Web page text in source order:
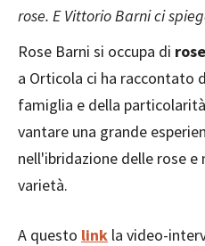
rose. E Vittorio Barni ci
Rose Barni si occupa di
a Orticola ci ha raccontato
famiglia e della
vantare una grande
nell'ibridazione delle rose e
varietà.
A questo link la video-